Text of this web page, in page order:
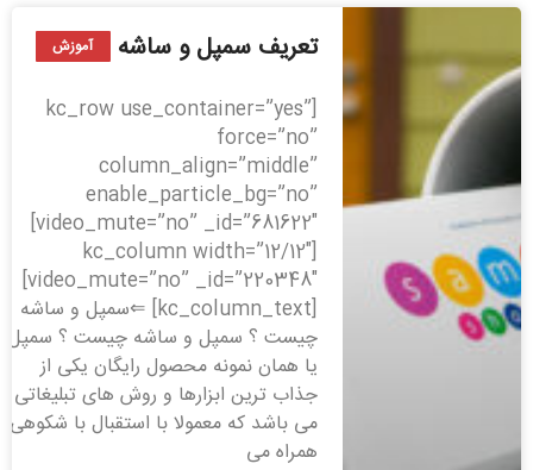
آموزش تعریف سمپل و ساشه
[kc_row use_container=”yes”
force=”no”
column_align=”middle”
enable_particle_bg=”no”
video_mute=”no” _id=”681622″]
[kc_column width=”12/12″
video_mute=”no” _id=”220348″]
[kc_column_text] ⇐سمپل و ساشه
چیست ؟ سمپل و ساشه چیست ؟ سمپل
یا همان نمونه محصول رایگان یکی از
جذاب ترین ابزارها و روش های تبلیغاتی
می باشد که معمولا با استقبال با شکوهی
همراه می